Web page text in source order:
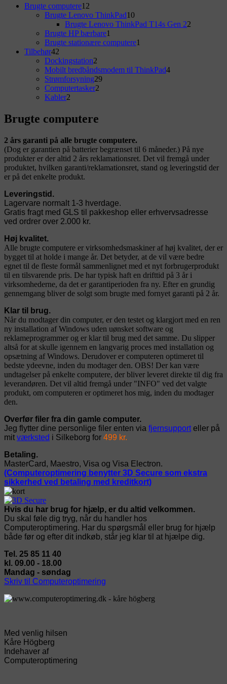
Primary
Sidebar
Widget
Area
Brugte computere12
varer
Brugte Lenovo ThinkPad1010
varer
Brugte Lenovo ThinkPad T14s Gen 22
Brugte HP bærbare1
vare
Brugte stationære computere1
Tilbehør42
varer
Dockingstation2
varer
Mobilt bredbåndsmodem til ThinkPad44
Strømforsyning2929
Computertasker2
Kabler2
Brugte computere
2 års garanti på alle brugte computere.
(Dog er garantien på batterier begrænset til 6 måneder.) På nye
produkter er der altid 2 års reklamationsret. Det vil fremgå under
produktet, hvilken garanti/reklamationsret, stand og leveringstid der
er på det enkelte produkt.
Leveringstid.
Lagervare normalt 1-3 hverdage.
Gratis fragt med GLS til pakkeshop eller erhvervsadresse
ved ordrer over 2.000 kr.
Høj kvalitet.
Alle brugte computere er virksomhedsmaskiner af høj kvalitet, der er
bygget til at holde i mange år. Det betyder, at de vil være bedre
egnet til de fleste formål sammenlignet med et nyt forbrugerprodukt
til en tilsvarende pris. De har typisk haft en drifttid på 3 år i
virksomhederne, da det er garantiperioden fra ny. Efter en grundig
gennemgang bliver de solgt som brugte med fornyet garanti på 2 år.
Klar til brug.
Når du modtager din computer, er den testet og klargjort med en ren
ny installation af Windows uden uønsket software og
reklameprogrammer og er klar til brug med det samme. Du slipper
altså for at skulle igennem en langvarig proces med installation og
opsætning af Windows. Derudover er computeren optimeret til
bedste ydeevne, inden du modtager den. OBS! Der kan være
undtagelser på enkelte computere, der bliver leveret direkte til dig fra
leverandøren. Det vil altid fremgå under "INFO" ved det valgte
produkt, om computeren er optimeret hos mig, inden du modtager
den.
Overfør filer fra din gamle computer.
Jeg flytter dine personlige filer enten via fjernsupporteller på
mit værksted i Silkeborg for 499 kr.
Betaling.
MasterCard, Maestro, Visa og Visa Electron.
(Computeroptimering benytter 3D Secure som ekstra
sikkerhed ved betaling med kreditkort)
Hvis du har brug for hjælp, er du altid velkommen.
Du skal føle dig tryg, når du handler hos
Computeroptimering. Har du spørgsmål eller brug for hjælp
både før og efter dit indkøb, står jeg klar til at hjælpe dig.
Tel. 25 85 11 40
kl. 09.00 - 18.00
Mandag - søndag
Skriv til Computeroptimering
Med venlig hilsen
Kåre Högberg
Indehaver af
Computeroptimering